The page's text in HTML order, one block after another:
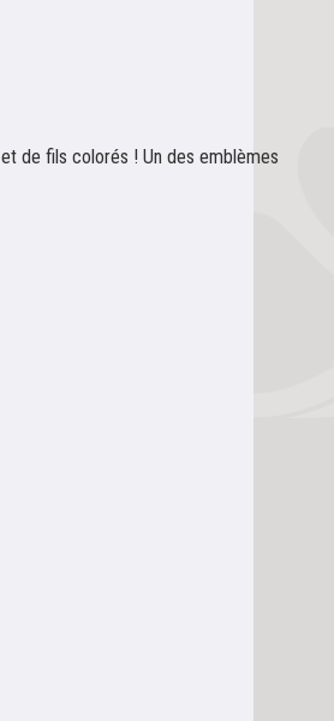
de fils colorés ! Un des emblèmes